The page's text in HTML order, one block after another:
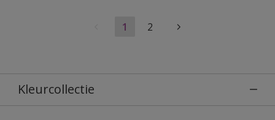
1 2
Kleurcollectie